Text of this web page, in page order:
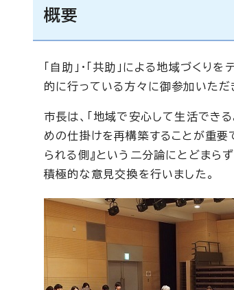
概要
「自助」・「共助」による地域づく
的に行っている方々に御参加いただ
市長は、「地域で安心して生活でき
めの仕掛けを再構築することが重要
られる側』という二分論にとどまら
積極的な意見交換を行いました。